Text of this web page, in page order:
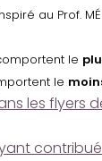
au Prof.
le
le
les flyers